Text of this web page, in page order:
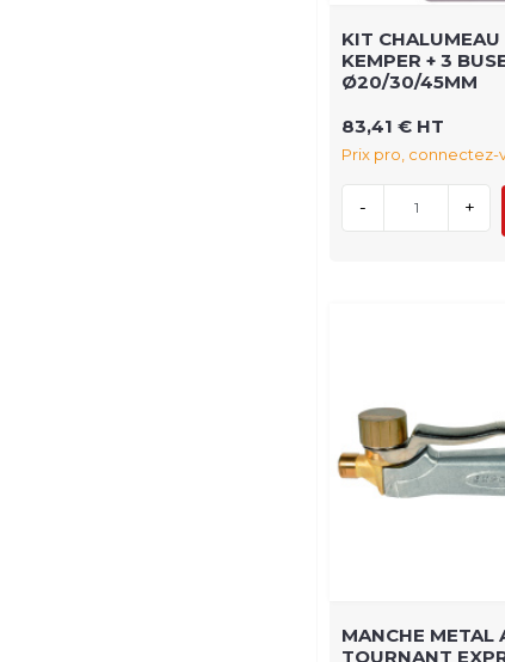
KIT
KEMPER + 3
Ø20/30/45MM
83,41 € HT
Prix pro, connectez-
- +
MANCHE METAL
TOURNANT